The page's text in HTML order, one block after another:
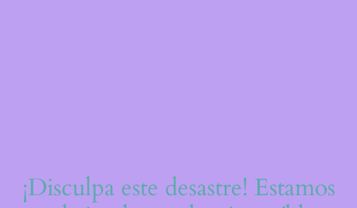
¡Disculpa este desastre! Estamos